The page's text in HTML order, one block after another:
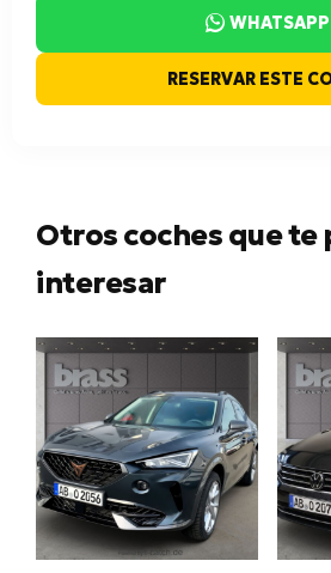
WHATSAPP
RESERVAR ESTE
Otros coches que te
interesar